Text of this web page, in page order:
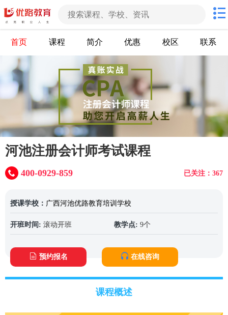
首页 课程 简介 优惠 校区 联系
河池注册会计师考试课程
已关注：367
400-0929-859
授课学校： 广西河池优路教育培训学校
开班时间: 滚动开班 教学点: 9个
预约报名 在线咨询
课程概述